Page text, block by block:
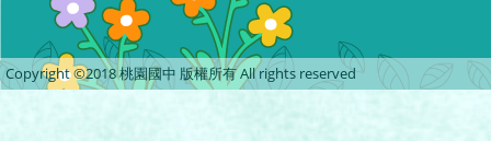
Copyright ©2018 桃園國中 版權所有 All rights reserved